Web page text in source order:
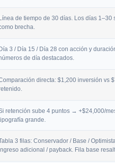
Línea de tiempo de 30 días. Los días
brecha.
Día 3 / Día 15 / Día 28 con acción y
de día destacados.
directa: $1,200 inversión vs
retención sube 4 puntos → +$24,000/
grande.
3 filas: Conservador / Base /
adicional / payback. Fila base